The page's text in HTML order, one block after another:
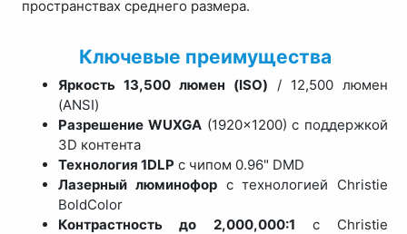
пространствах среднего размера.
Ключевые преимущества
Яркость 13,500 люмен (ISO) / 12,500 люмен
(ANSI)
Разрешение WUXGA(1920×1200) с поддержкой
3D контента
Технология 1DLP с чипом 0.96" DMD
Лазерный люминофорс технологией Christie
BoldColor
Контрастность до 2,000,000:1 с Christie